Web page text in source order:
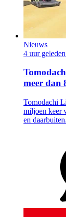
Nieuws
4 uur geleden
meer dan
Tomodachi
miljoen keer
en daarbuiten.